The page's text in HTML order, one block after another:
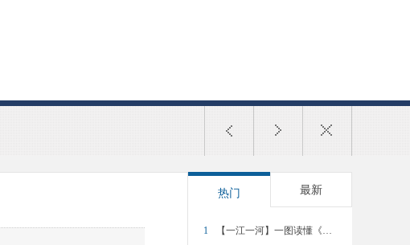
热门 最新
1 【一江一河】一图读懂《苏州河沿岸地区整体风貌与开放空间提升专项规划（2025-2035）》